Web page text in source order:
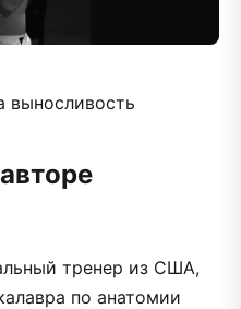
выносливость
тренер из США,
по анатомии